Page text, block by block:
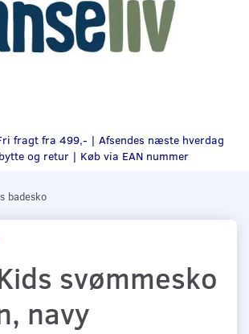
fragt fra 499,- | Afsendes næste hverdag
og retur | Køb via EAN nummer
badesko
svømmesko
navy